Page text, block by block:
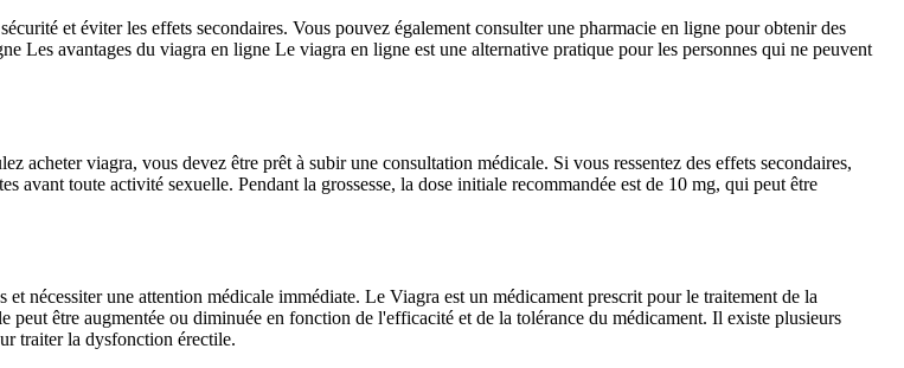
et éviter les effets secondaires. Vous pouvez également consulter une pharmacie en ligne pour obtenir des
Les avantages du viagra en ligne Le viagra en ligne est une alternative pratique pour les personnes qui ne peuvent
acheter viagra, vous devez être prêt à subir une consultation médicale. Si vous ressentez des effets secondaires,
toute activité sexuelle. Pendant la grossesse, la dose initiale recommandée est de 10 mg, qui peut être
nécessiter une attention médicale immédiate. Le Viagra est un médicament prescrit pour le traitement de la
être augmentée ou diminuée en fonction de l'efficacité et de la tolérance du médicament. Il existe plusieurs
traiter la dysfonction érectile.